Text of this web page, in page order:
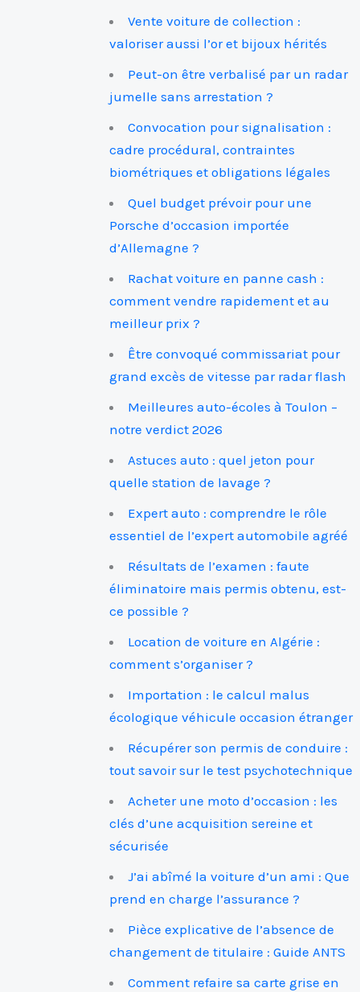
Vente voiture de collection :
valoriser aussi l’or et bijoux hérités
Peut-on être verbalisé par un radar
jumelle sans arrestation ?
Convocation pour signalisation :
cadre procédural, contraintes
biométriques et obligations légales
Quel budget prévoir pour une
Porsche d’occasion importée
d’Allemagne ?
Rachat voiture en panne cash :
comment vendre rapidement et au
meilleur prix ?
Être convoqué commissariat pour
grand excès de vitesse par radar flash
Meilleures auto-écoles à Toulon –
notre verdict 2026
Astuces auto : quel jeton pour
quelle station de lavage ?
Expert auto : comprendre le rôle
essentiel de l’expert automobile agréé
Résultats de l’examen : faute
éliminatoire mais permis obtenu, est-
ce possible ?
Location de voiture en Algérie :
comment s’organiser ?
Importation : le calcul malus
écologique véhicule occasion étranger
Récupérer son permis de conduire :
tout savoir sur le test psychotechnique
Acheter une moto d’occasion : les
clés d’une acquisition sereine et
sécurisée
J’ai abîmé la voiture d’un ami : Que
prend en charge l’assurance ?
Pièce explicative de l’absence de
changement de titulaire : Guide ANTS
Comment refaire sa carte grise en